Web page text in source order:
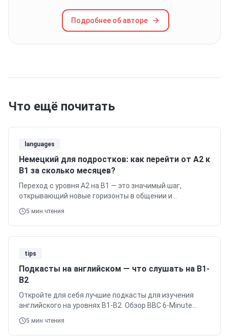
Подробнее об авторе
Что ещё почитать
languages
Немецкий для подростков: как перейти от A2 к
B1 за сколько месяцев?
Переход с уровня A2 на B1 — это значимый шаг,
открывающий новые горизонты в общении и
понимании немецкого языка.
5 мин чтения
tips
Подкасты на английском — что слушать на B1-
B2
Откройте для себя лучшие подкасты для изучения
английского на уровнях B1-B2. Обзор BBC 6-Minute
English, ESL Podcast, Luke's English и других. Советы от
O'KEY ENGLISH Cambridge.
5 мин чтения